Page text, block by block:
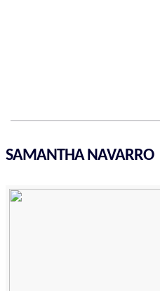
SAMANTHA NAVARRO